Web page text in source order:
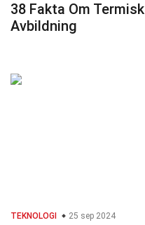
38 Fakta Om Termisk
Avbildning
TEKNOLOGI 25 sep 2024